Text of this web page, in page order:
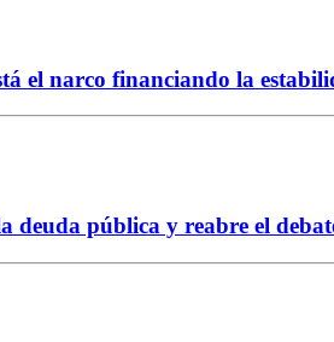
el narco financiando la
deuda pública y reabre el